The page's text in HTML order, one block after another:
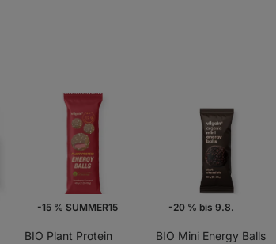
-15 % SUMMER15
BIO Plant Protein
-20 % bis 9.8.
Wochenaktion
BIO Mini Energy Balls